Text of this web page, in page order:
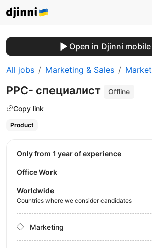
Open in Djinni
All jobs Marketing & Sales
PPC- специалист
Offline
Copy link
Product
Only from 1 year of experience
Office Work
Worldwide
Countries where we consider candidates
Marketing